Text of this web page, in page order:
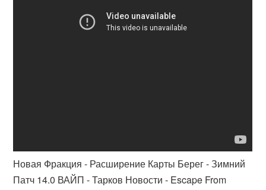
Новая Фракция - Расширение Карты Берег - Зимний
Патч 14.0 ВАЙП - Тарков Новости - Escape From